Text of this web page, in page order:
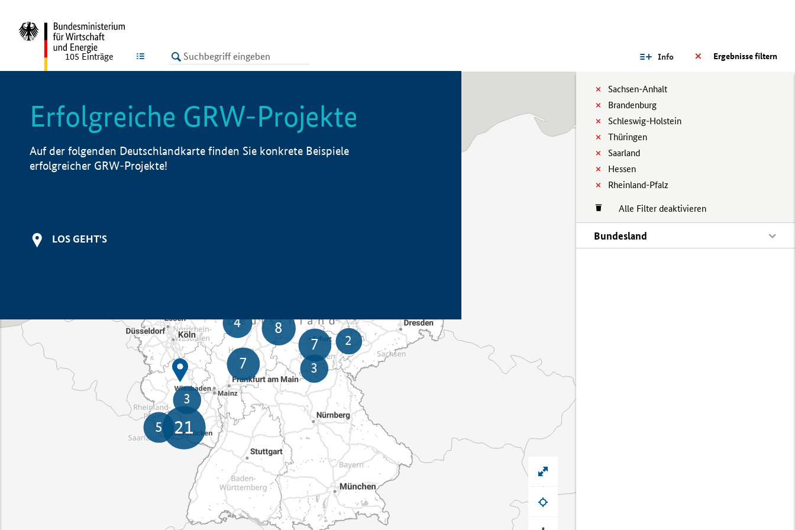
LISTE Ergebnisse filtern
Info
Sachsen-Anhalt
Brandenburg
Schleswig-Holstein
Thüringen
Saarland
Hessen
Rheinland-Pfalz
Alle Filter deaktivieren
Bundesland
105 Einträge
Erfolgreiche GRW-Projekte
Auf der folgenden Deutschlandkarte finden Sie konkrete Beispiele
erfolgreicher GRW-Projekte!
LOS GEHT'S